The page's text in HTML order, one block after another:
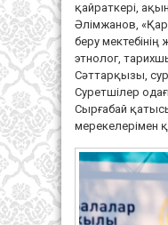
қайраткері,
Әлімжанов,
беру
этнолог,
Сәттарқызы,
Суретшілер
Сырғабай
мерекелерімен